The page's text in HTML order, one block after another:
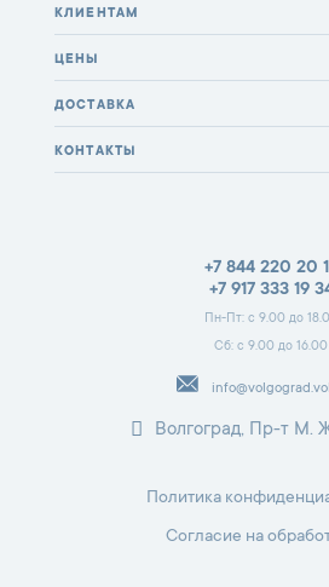
КЛИЕНТАМ
ЦЕНЫ
ДОСТАВКА
КОНТАКТЫ
+7 844 220 20
+7 917 333 19
Пн-Пт: с 9.00 до
Сб: с 9.00 до 16.00
Волгоград, Пр-т М.
Политика
Согласие на